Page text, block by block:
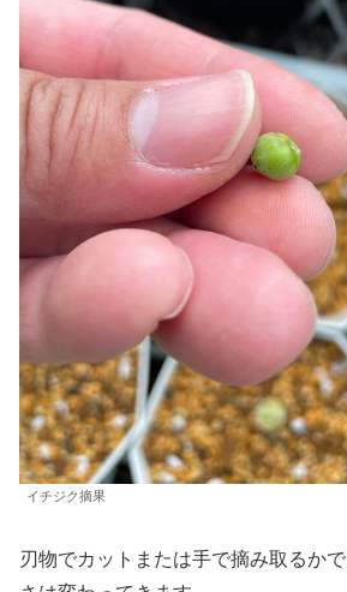
イチジク摘果
刃物でカットまたは手で摘み取るか